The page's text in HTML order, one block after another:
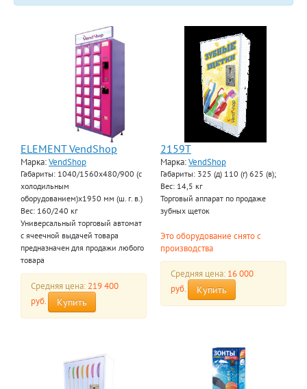
ELEMENT VendShop
Марка:VendShop
Габариты: 1040/1560x480/900 (с
холодильным
оборудованием)x1950 мм (ш. г. в.)
Вес: 160/240 кг
Универсальный торговый автомат
с ячеeчной выдачей товара
предназначен для продажи любого
товара
Средняя цена: 219 400
руб.
Купить
2159Т
Марка:VendShop
Габариты: 325 (д) 110 (г) 625 (в);
Вес: 14,5 кг
Торговый аппарат по продаже
зубных щеток
Это оборудование снято с
производства
Средняя цена: 16 000
руб.
Купить